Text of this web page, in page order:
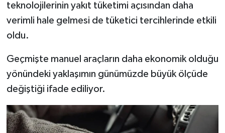
teknolojilerinin yakıt tüketimi açısından daha
verimli hale gelmesi de tüketici tercihlerinde etkili
oldu.
Geçmişte manuel araçların daha ekonomik olduğu
yönündeki yaklaşımın günümüzde büyük ölçüde
değiştiği ifade ediliyor.